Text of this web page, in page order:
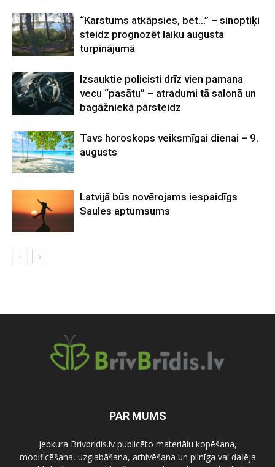
“Karstums atkāpsies, bet…” – sinoptiķi
steidz prognozēt laiku augusta
turpinājumā
Izsauktie policisti drīz vien pamana
vecu “pasātu” – atradumi tā salonā un
bagāžniekā pārsteidz
Tavs horoskops veiksmīgai dienai – 9.
augusts
Latvijā būs novērojams iespaidīgs
Saules aptumsums
PAR MUMS
Jebkura Brivbridis.lv publicēto materiālu kopēšana,
modificēšana, uzglabāšana, arhivēšana un pilnīga vai daļēja